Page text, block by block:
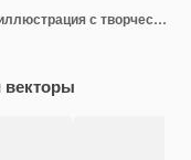
Графический дизайнер Векторная иллюстрация с творчеством и бизнесом с дизайнерским программным обеспечением для создания мультфильмов и анимационных продуктов на заднем плане
векторы